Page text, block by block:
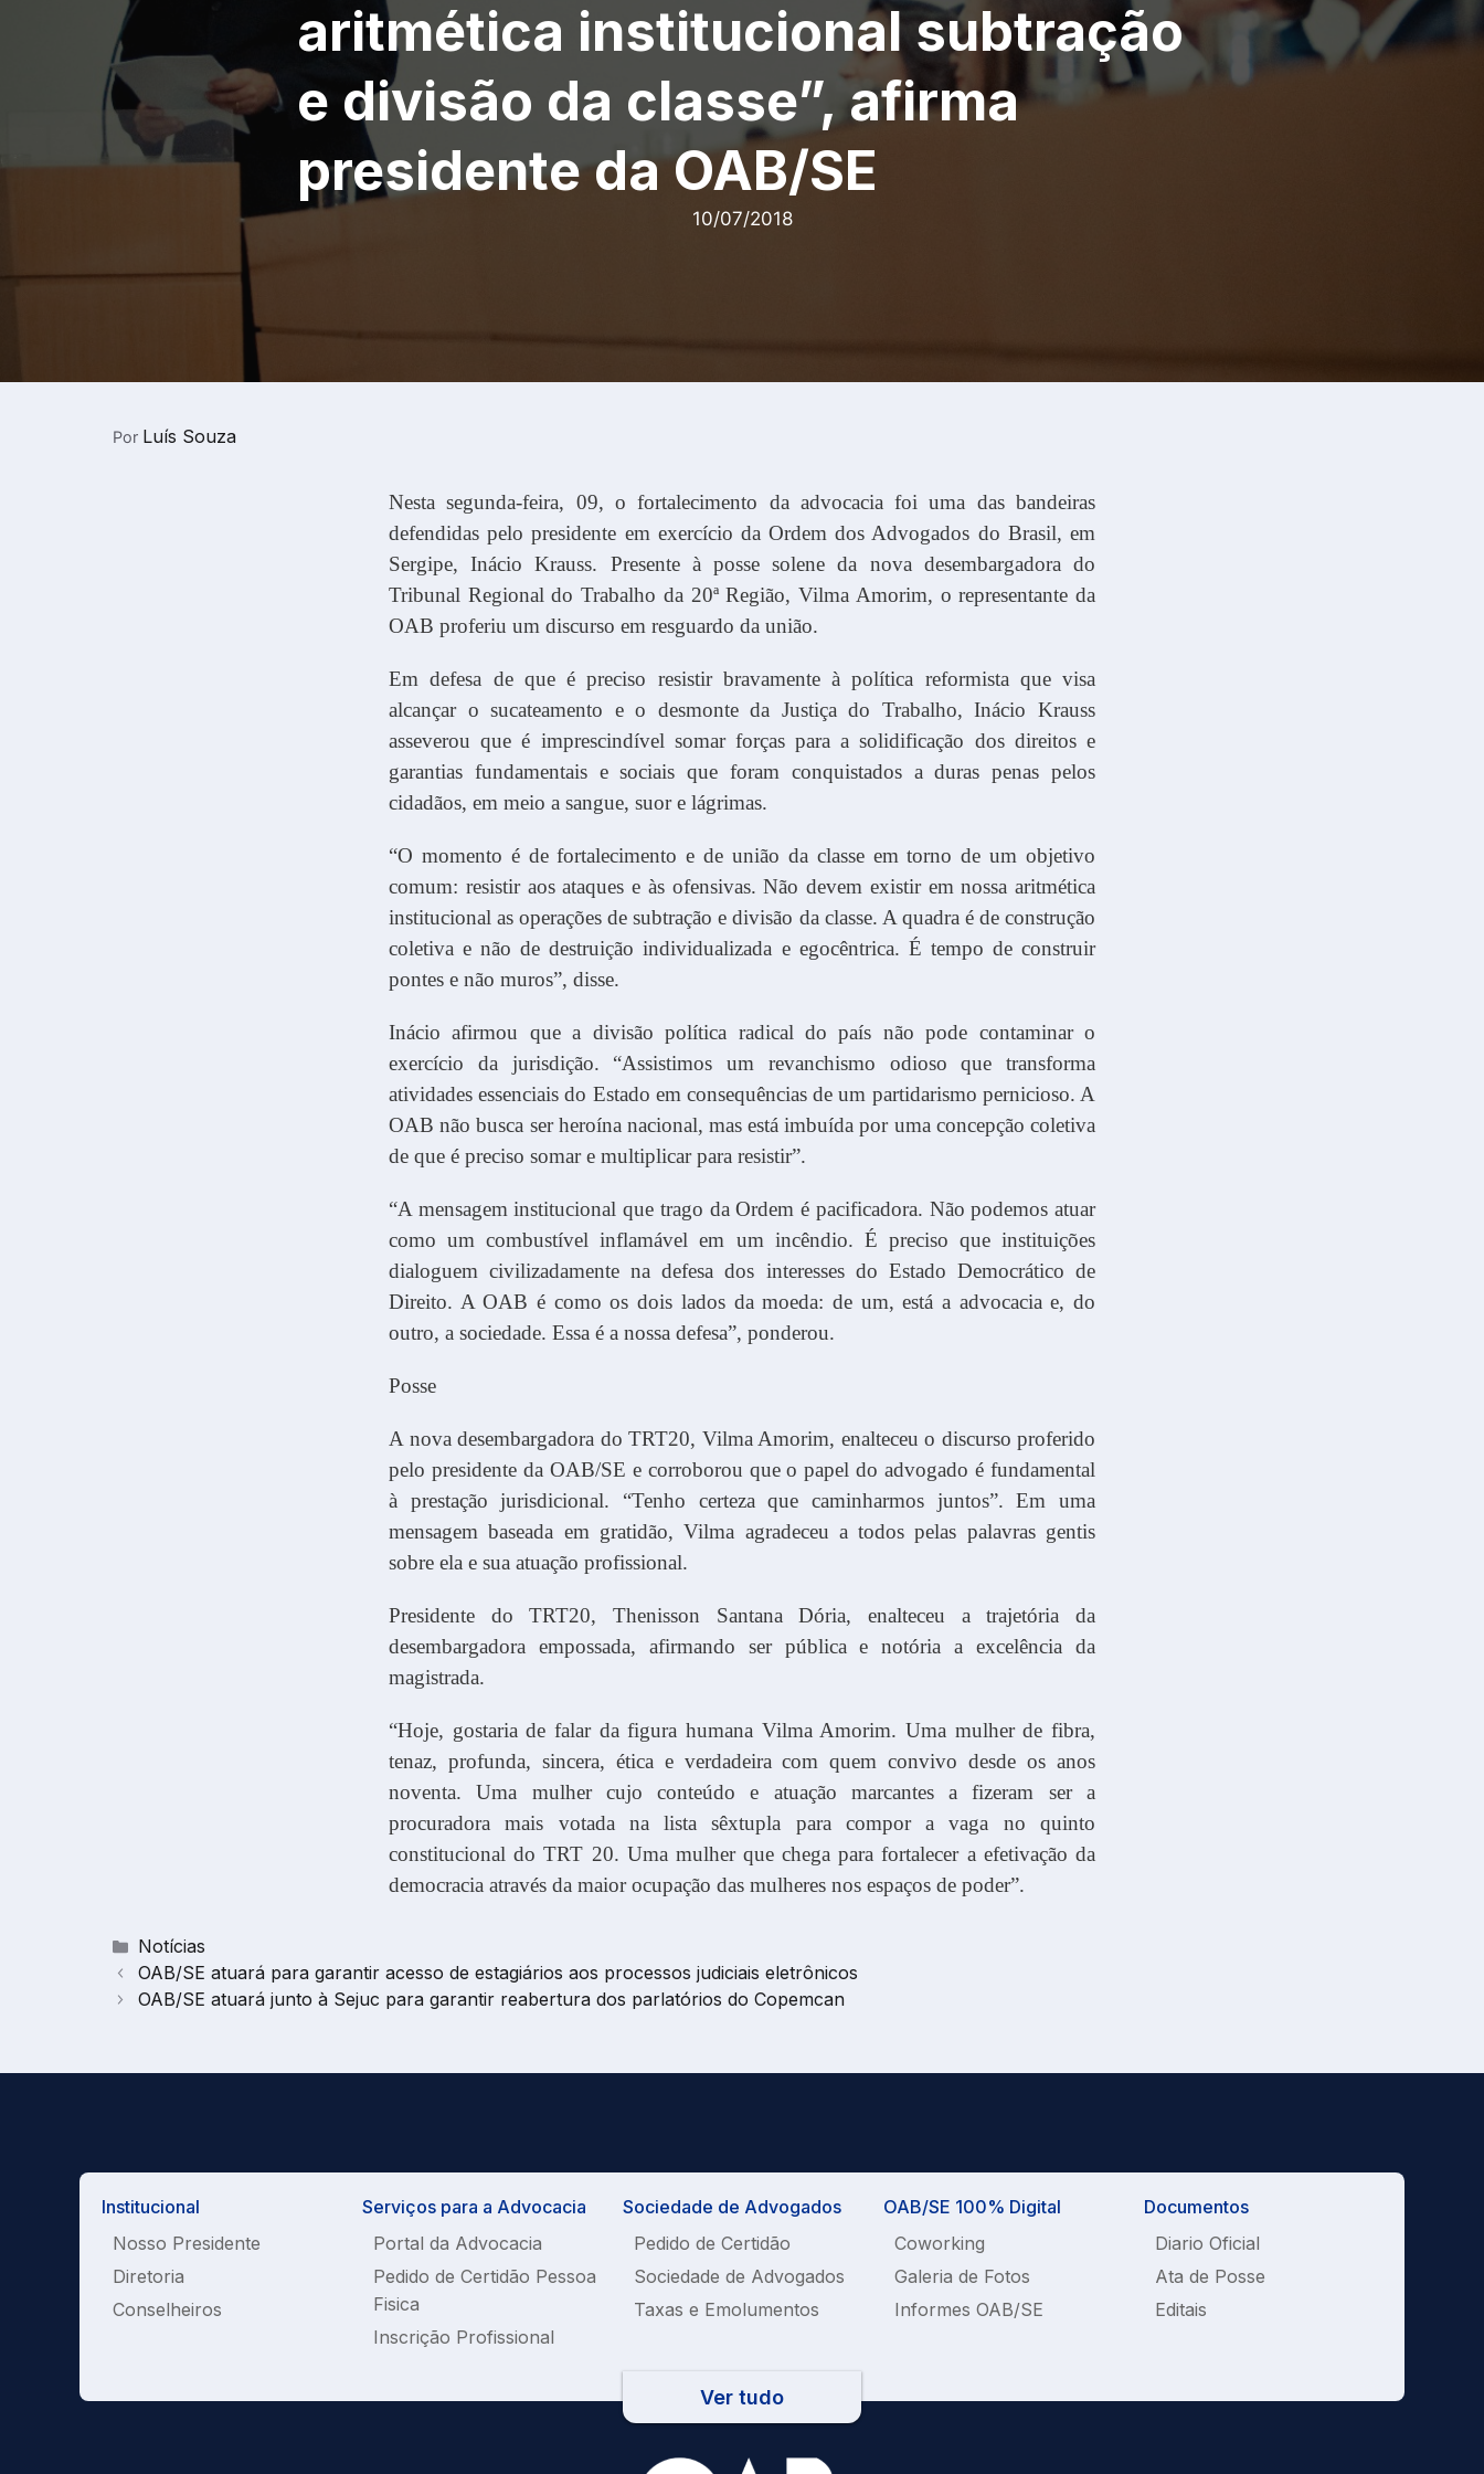
aritmética institucional subtração
e divisão da classe”, afirma
presidente da OAB/SE
10/07/2018
Por Luís Souza
Nesta segunda-feira, 09, o fortalecimento da advocacia foi uma das bandeiras
defendidas pelo presidente em exercício da Ordem dos Advogados do Brasil, em
Sergipe, Inácio Krauss. Presente à posse solene da nova desembargadora do
Tribunal Regional do Trabalho da 20ª Região, Vilma Amorim, o representante da
OAB proferiu um discurso em resguardo da união.
Em defesa de que é preciso resistir bravamente à política reformista que visa
alcançar o sucateamento e o desmonte da Justiça do Trabalho, Inácio Krauss
asseverou que é imprescindível somar forças para a solidificação dos direitos e
garantias fundamentais e sociais que foram conquistados a duras penas pelos
cidadãos, em meio a sangue, suor e lágrimas.
“O momento é de fortalecimento e de união da classe em torno de um objetivo
comum: resistir aos ataques e às ofensivas. Não devem existir em nossa aritmética
institucional as operações de subtração e divisão da classe. A quadra é de construção
coletiva e não de destruição individualizada e egocêntrica. É tempo de construir
pontes e não muros”, disse.
Inácio afirmou que a divisão política radical do país não pode contaminar o
exercício da jurisdição. “Assistimos um revanchismo odioso que transforma
atividades essenciais do Estado em consequências de um partidarismo pernicioso. A
OAB não busca ser heroína nacional, mas está imbuída por uma concepção coletiva
de que é preciso somar e multiplicar para resistir”.
“A mensagem institucional que trago da Ordem é pacificadora. Não podemos atuar
como um combustível inflamável em um incêndio. É preciso que instituições
dialoguem civilizadamente na defesa dos interesses do Estado Democrático de
Direito. A OAB é como os dois lados da moeda: de um, está a advocacia e, do
outro, a sociedade. Essa é a nossa defesa”, ponderou.
Posse
A nova desembargadora do TRT20, Vilma Amorim, enalteceu o discurso proferido
pelo presidente da OAB/SE e corroborou que o papel do advogado é fundamental
à prestação jurisdicional. “Tenho certeza que caminharmos juntos”. Em uma
mensagem baseada em gratidão, Vilma agradeceu a todos pelas palavras gentis
sobre ela e sua atuação profissional.
Presidente do TRT20, Thenisson Santana Dória, enalteceu a trajetória da
desembargadora empossada, afirmando ser pública e notória a excelência da
magistrada.
“Hoje, gostaria de falar da figura humana Vilma Amorim. Uma mulher de fibra,
tenaz, profunda, sincera, ética e verdadeira com quem convivo desde os anos
noventa. Uma mulher cujo conteúdo e atuação marcantes a fizeram ser a
procuradora mais votada na lista sêxtupla para compor a vaga no quinto
constitucional do TRT 20. Uma mulher que chega para fortalecer a efetivação da
democracia através da maior ocupação das mulheres nos espaços de poder”.
Categorias
Notícias
OAB/SE atuará para garantir acesso de estagiários aos processos judiciais eletrônicos
OAB/SE atuará junto à Sejuc para garantir reabertura dos parlatórios do Copemcan
Institucional
Nosso Presidente
Diretoria
Conselheiros
Serviços para a Advocacia
Portal da Advocacia
Pedido de Certidão Pessoa
Fisica
Inscrição Profissional
Sociedade de Advogados
Pedido de Certidão
Sociedade de Advogados
Taxas e Emolumentos
OAB/SE 100% Digital
Coworking
Galeria de Fotos
Informes OAB/SE
Documentos
Diario Oficial
Ata de Posse
Editais
Ver tudo